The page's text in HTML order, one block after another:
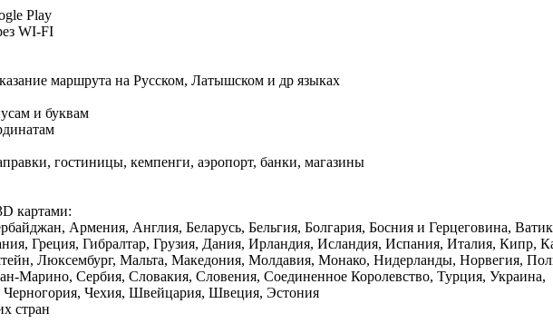
Play
WI-FI
маршрута на Русском, Латышском и др языках
и буквам
гостиницы, кемпенги, аэропорт, банки, магазины
картами:
Армения, Англия, Беларусь, Бельгия, Болгария, Босния и Герцеговина,
Греция, Гибралтар, Грузия, Дания, Ирландия, Исландия, Испания, Италия, Кипр,
Люксембург, Мальта, Македония, Молдавия, Монако, Нидерланды, Норвегия,
Марино, Сербия, Словакия, Словения, Соединенное Королевство, Турция, Украина,
Чехия, Швейцария, Швеция, Эстония
стран